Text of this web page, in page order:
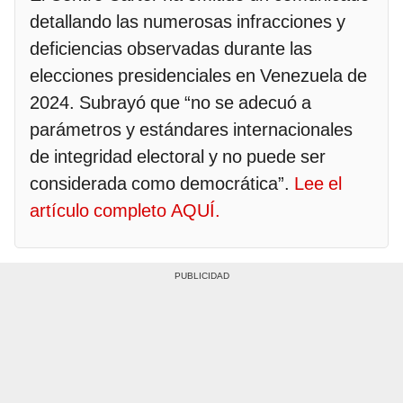
detallando las numerosas infracciones y
deficiencias observadas durante las
elecciones presidenciales en Venezuela de
2024. Subrayó que “no se adecuó a
parámetros y estándares internacionales
de integridad electoral y no puede ser
considerada como democrática”. Lee el
artículo completo AQUÍ.